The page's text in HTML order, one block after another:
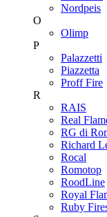
Nordpeis
O
Olimp
P
Palazzetti
Piazzetta
Proff Fire
R
RAIS
Real
RG di
Richard
Rocal
Romotop
RoodLine
Royal
Ruby